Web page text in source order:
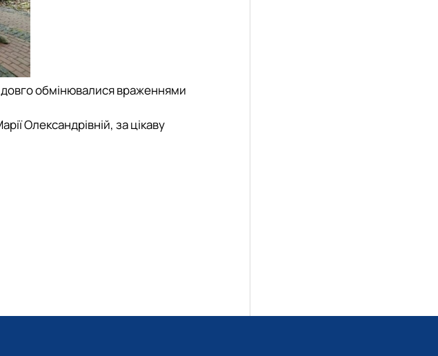
обмінювалися враженнями
Олександрівній, за цікаву